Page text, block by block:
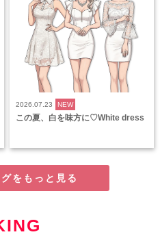
2026.07.23 NEW
この夏、白を味方に♡White dress
をもっと見る